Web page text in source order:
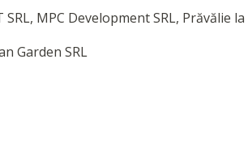
MPC Development SRL, Prăvălie la
Garden SRL